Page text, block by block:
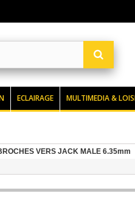
ECLAIRAGE MULTIMEDIA &
VERS JACK MALE 6.35mm